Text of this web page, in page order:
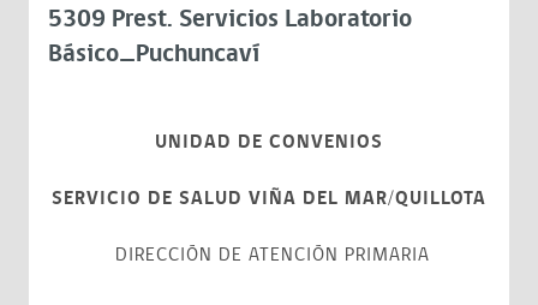
5309 Prest. Servicios Laboratorio
Básico_Puchuncaví
UNIDAD DE CONVENIOS
SERVICIO DE SALUD VIÑA DEL MAR/QUILLOTA
DIRECCIÓN DE ATENCIÓN PRIMARIA